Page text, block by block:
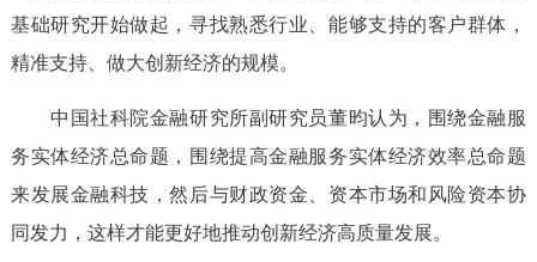
基础研究开始做起，寻找熟悉行业、能够支持的客户群体，
精准支持、做大创新经济的规模。
中国社科院金融研究所副研究员董昀认为，围绕金融服
务实体经济总命题，围绕提高金融服务实体经济效率总命题
来发展金融科技，然后与财政资金、资本市场和风险资本协
同发力，这样才能更好地推动创新经济高质量发展。